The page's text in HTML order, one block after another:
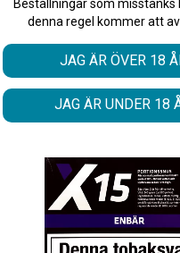
favoriter
Beställningar som misstänks
denna regel kommer att
JAG ÄR ÖVER 18
JAG ÄR UNDER 18